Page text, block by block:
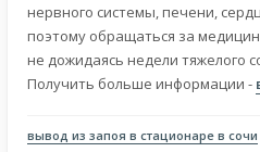
нервного системы, печени,
поэтому обращаться за
не дожидаясь недели тяжелого
Получить больше информации -
вывод из запоя в стационаре в сочи